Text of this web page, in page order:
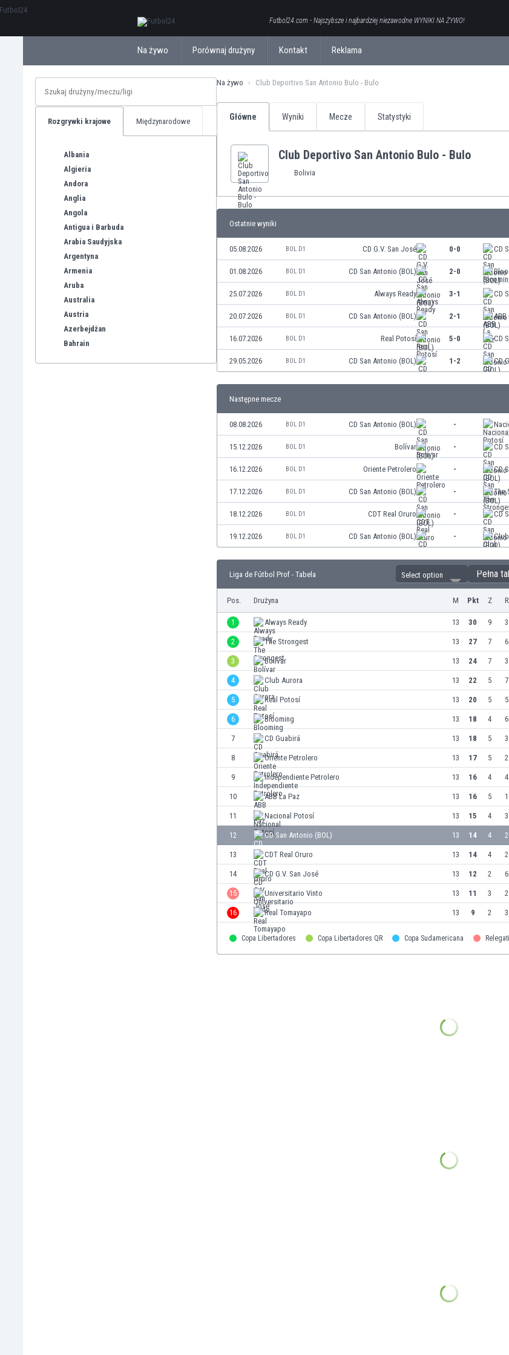
Futbol24.com - Najszybsze i najbardziej niezawodne WYNIKI NA ŻYWO!
Na żywo Porównaj drużyny Kontakt Reklama
Rozgrywki krajowe Międzynarodowe
Albania
Algieria
Andora
Anglia
Angola
Antigua i Barbuda
Arabia Saudyjska
Argentyna
Armenia
Aruba
Australia
Austria
Azerbejdżan
Bahrain
Na żywo Club Deportivo San Antonio Bulo - Bulo
Główne Wyniki Mecze Statystyki
Club Deportivo San Antonio Bulo - Bulo
Bolivia
Ostatnie wyniki
05.08.2026 BOL D1 CD G.V. San José 0-0 CD
01.08.2026 BOL D1 CD San Antonio (BOL) 2-0
25.07.2026 BOL D1 Always Ready 3-1 CD
20.07.2026 BOL D1 CD San Antonio (BOL) 2-1 ABB
16.07.2026 BOL D1 Real Potosí 5-0 CD
29.05.2026 BOL D1 CD San Antonio (BOL) 1-2 CD
Następne mecze
08.08.2026 BOL D1 CD San Antonio (BOL) -
15.12.2026 BOL D1 Bolívar - CD
16.12.2026 BOL D1 Oriente Petrolero - CD
17.12.2026 BOL D1 CD San Antonio (BOL) - The
18.12.2026 BOL D1 CDT Real Oruro - CD
19.12.2026 BOL D1 CD San Antonio (BOL) -
Liga de Fútbol Prof - Tabela Select option Pełna
Pos. Drużyna M Pkt Z R
1 Always Ready 13 30 9 3
2 The Strongest 13 27 7 6
3 Bolívar 13 24 7 3
4 Club Aurora 13 22 5 7
5 Real Potosí 13 20 5 5
6 Blooming 13 18 4 6
7 CD Guabirá 13 18 5 3
8 Oriente Petrolero 13 17 5 2
9 Independiente Petrolero 13 16 4 4
10 ABB La Paz 13 16 5 1
11 Nacional Potosí 13 15 4 3
12 CD San Antonio (BOL) 13 14 4 2
13 CDT Real Oruro 13 14 4 2
14 CD G.V. San José 13 12 2 6
15 Universitario Vinto 13 11 3 2
16 Real Tomayapo 13 9 2 3
Copa Libertadores Copa Libertadores QR Copa Sudamericana